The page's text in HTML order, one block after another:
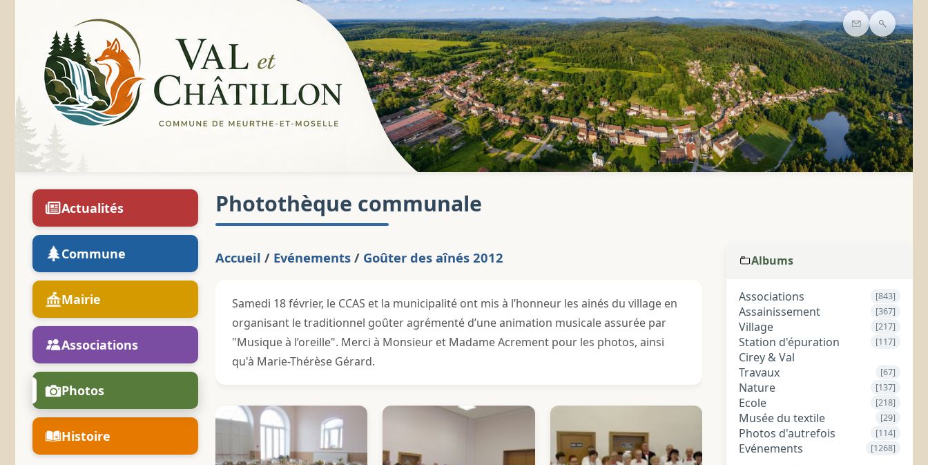
Contact
Actualités
Commune
Mairie
Associations
Photos
Histoire
Photothèque communale
Albums
Associations [843]
Assainissement [367]
Village [217]
Station d'épuration
Cirey & Val
[117]
Travaux [67]
Nature [137]
Ecole [218]
Musée du textile [29]
Photos d'autrefois [114]
Evénements [1268]
Accueil / Evénements / Goûter des aînés 2012
Samedi 18 février, le CCAS et la municipalité ont mis à l’honneur les ainés du village en
organisant le traditionnel goûter agrémenté d’une animation musicale assurée par
"Musique à l’oreille". Merci à Monsieur et Madame Acrement pour les photos, ainsi
qu'à Marie-Thérèse Gérard.